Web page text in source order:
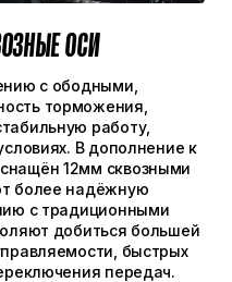
ОСИ
с ободными,
торможения,
работу,
В дополнение к
12мм сквозными
более надёжную
с традиционными
добиться большей
быстрых
передач.